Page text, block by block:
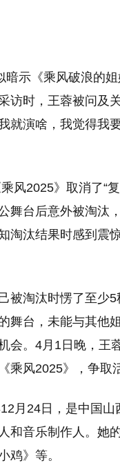
暗示《乘风破浪的
访时，王蓉被问及
就演啥，我觉得我
风2025》取消了“
舞台后意外被淘汰
淘汰结果时感到震
被淘汰时愣了至少
舞台，未能与其他
会。4月1日晚，王
乘风2025》，争取
月24日，是中国
和音乐制作人。她
鸡》等。